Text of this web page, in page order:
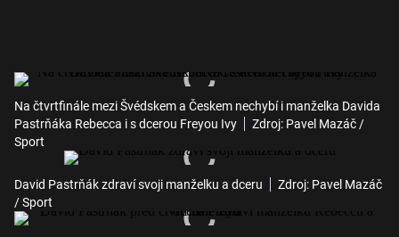
Na čtvrtfinále mezi Švédskem a Českem nechybí i manželka Davida
Pastrňáka Rebecca i s dcerou Freyou Ivy
Zdroj: Pavel Mazáč /
Sport
David Pastrňák zdraví svoji manželku a dceru
Zdroj: Pavel Mazáč
/ Sport